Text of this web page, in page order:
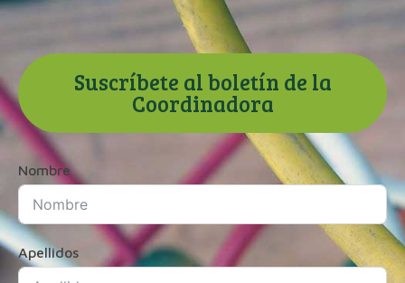
Suscríbete al boletín de la
Coordinadora
Nombre
Apellidos